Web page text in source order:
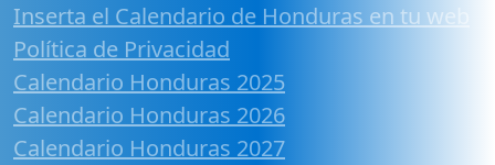
Inserta el Calendario de Honduras en tu web
Política de Privacidad
Calendario Honduras 2025
Calendario Honduras 2026
Calendario Honduras 2027